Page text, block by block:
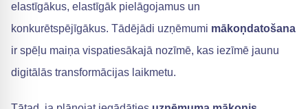
elastīgākus, elastīgāk pielāgojamus un
konkurētspējīgākus. Tādējādi uzņēmumi mākoņdatošana
ir spēļu maiņa vispatiesākajā nozīmē, kas iezīmē jaunu
digitālās transformācijas laikmetu.